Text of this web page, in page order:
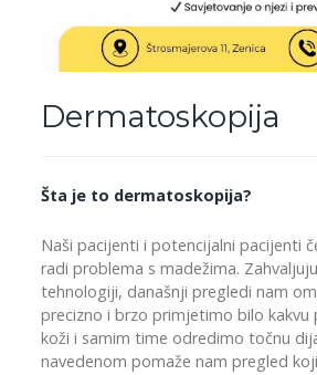
Dermatoskopija
Šta je to dermatoskopija?
Naši pacijenti i potencijalni pacijenti
radi problema s madežima.
tehnologiji, današnji pregledi nam
precizno i brzo primjetimo bilo kakvu
koži i samim time odredimo točnu
navedenom pomaže nam pregled